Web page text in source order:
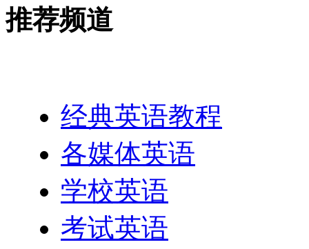
推荐频道
经典英语教程
各媒体英语
学校英语
考试英语